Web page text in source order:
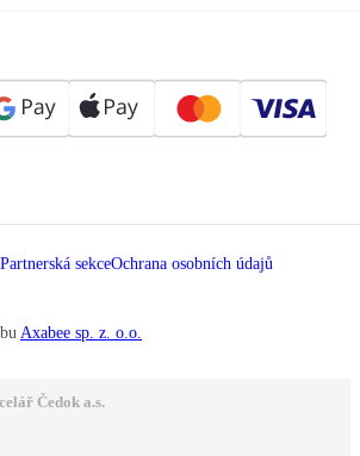
Partnerská sekceOchrana osobních údajů
Axabee sp. z. o.o.
Čedok a.s.